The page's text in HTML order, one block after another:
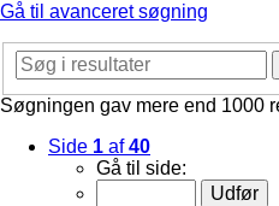
Gå til avanceret søgning
Søgningen gav mere end 1000
Side 1 af40
Gå til side: